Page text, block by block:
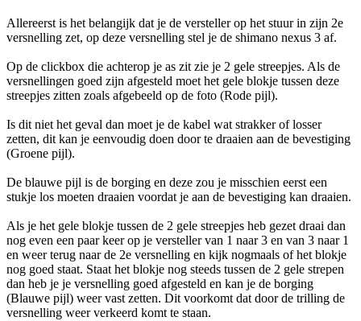
Allereerst is het belangijk dat je de versteller op het stuur in zijn 2e
versnelling zet, op deze versnelling stel je de shimano nexus 3 af.
Op de clickbox die achterop je as zit zie je 2 gele streepjes. Als de
versnellingen goed zijn afgesteld moet het gele blokje tussen deze
streepjes zitten zoals afgebeeld op de foto (Rode pijl).
Is dit niet het geval dan moet je de kabel wat strakker of losser
zetten, dit kan je eenvoudig doen door te draaien aan de bevestiging
(Groene pijl).
De blauwe pijl is de borging en deze zou je misschien eerst een
stukje los moeten draaien voordat je aan de bevestiging kan draaien.
Als je het gele blokje tussen de 2 gele streepjes heb gezet draai dan
nog even een paar keer op je versteller van 1 naar 3 en van 3 naar 1
en weer terug naar de 2e versnelling en kijk nogmaals of het blokje
nog goed staat. Staat het blokje nog steeds tussen de 2 gele strepen
dan heb je je versnelling goed afgesteld en kan je de borging
(Blauwe pijl) weer vast zetten. Dit voorkomt dat door de trilling de
versnelling weer verkeerd komt te staan.